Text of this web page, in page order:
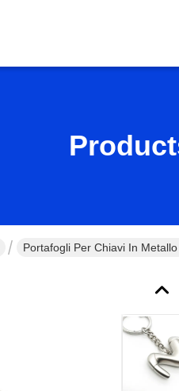
Portafogli Per Chiavi In